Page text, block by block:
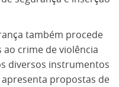
também procede
crime de violência
diversos instrumentos
propostas de